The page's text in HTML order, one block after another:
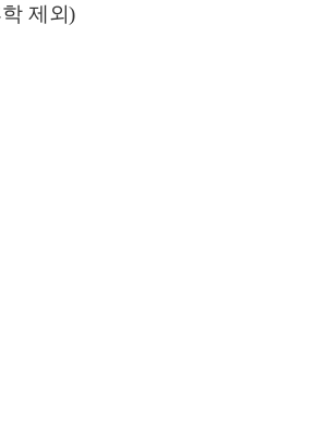
제외)